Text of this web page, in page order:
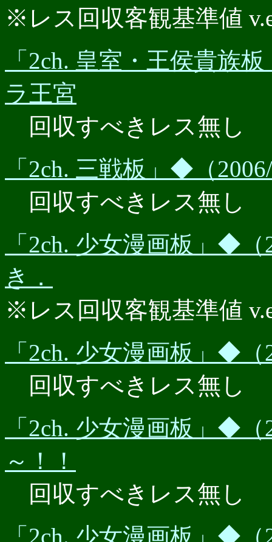
※レス回収客観基準値
「2ch. 皇室・王侯貴族
ラ王宮
回収すべきレス無し
「2ch. 三戦板」◆（
回収すべきレス無し
「2ch. 少女漫画板」◆
き．
※レス回収客観基準値
「2ch. 少女漫画板」◆
回収すべきレス無し
「2ch. 少女漫画板」◆
～！！
回収すべきレス無し
「2ch. 少女漫画板」◆